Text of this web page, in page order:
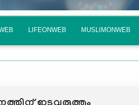
LIFEONWEB MUSLIMONWEB